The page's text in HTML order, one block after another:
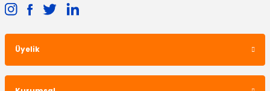
Kaput Kilidi Focus
Üyelik